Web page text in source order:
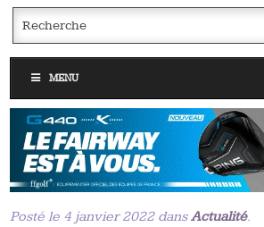
MENU
Posté le 4 janvier 2022 dansActualité.